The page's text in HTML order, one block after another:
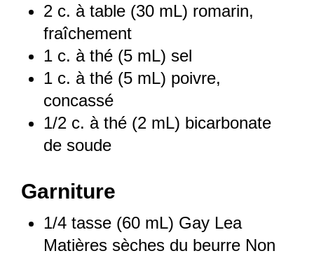
2 c. à table (30 mL) romarin,
fraîchement
1 c. à thé (5 mL) sel
1 c. à thé (5 mL) poivre,
concassé
1/2 c. à thé (2 mL) bicarbonate
de soude
Garniture
1/4 tasse (60 mL) Gay Lea
Matières sèches du beurre Non